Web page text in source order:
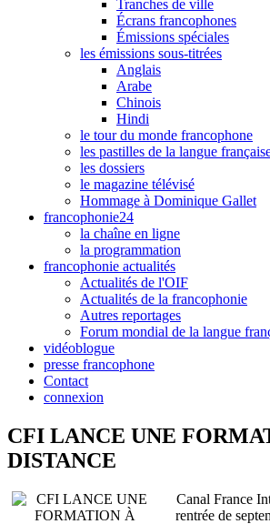
Tranches de ville
Écrans francophones
Émissions spéciales
les émissions sous-titrées
Anglais
Arabe
Chinois
Hindi
le tour du monde francophone
les pastilles de la langue
les dossiers
le magazine télévisé
Hommage à Dominique Gallet
francophonie24
la chaîne en ligne
la programmation
francophonie actualités
Actualités de l'OIF
Actualités de la francophonie
Autres reportages
Forum mondial de la langue
vidéoblogue
presse francophone
Contact
connexion
CFI LANCE UNE
DISTANCE
Canal France
rentrée de